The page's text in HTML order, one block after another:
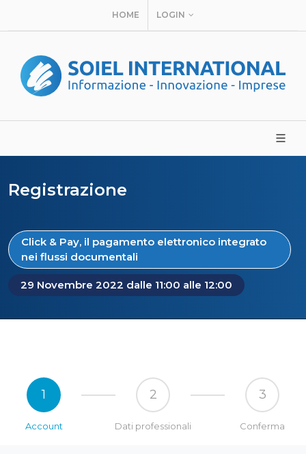
HOME LOGIN
Registrazione
Click & Pay, il pagamento elettronico integrato
nei flussi documentali
29 Novembre 2022 dalle 11:00 alle 12:00
1
Account
2
Dati professionali
3
Conferma